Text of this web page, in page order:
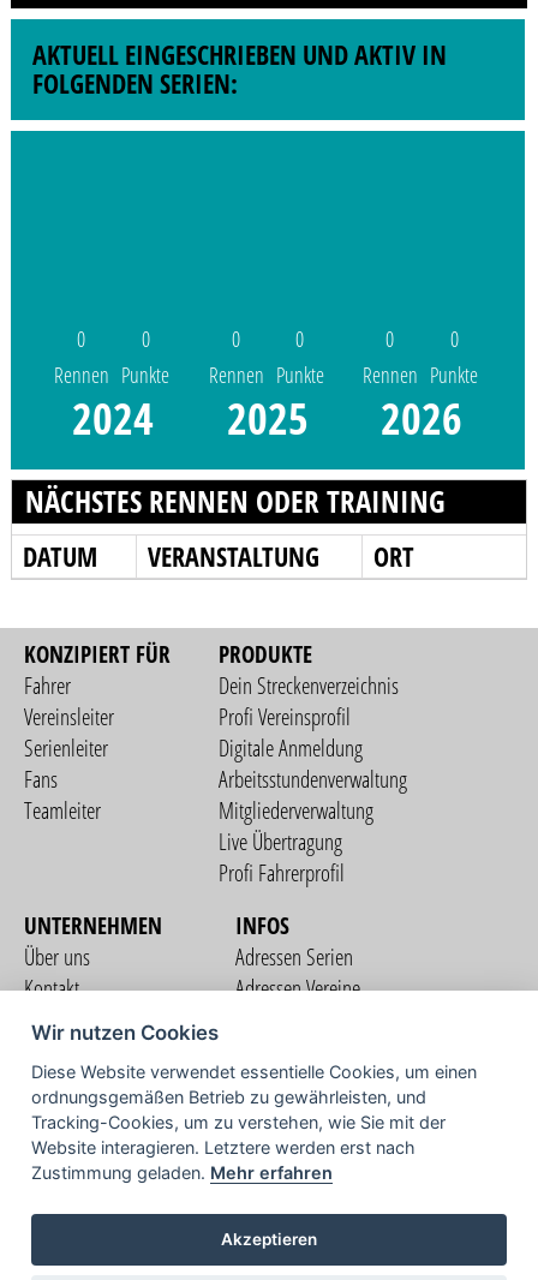
AKTUELL EINGESCHRIEBEN UND AKTIV IN
FOLGENDEN SERIEN:
0
Rennen
0
Punkte
2024
0
Rennen
0
Punkte
2025
0
Rennen
0
Punkte
2026
NÄCHSTES RENNEN ODER TRAINING
DATUM VERANSTALTUNG ORT
KONZIPIERT FÜR
Fahrer
Vereinsleiter
Serienleiter
Fans
Teamleiter
PRODUKTE
Dein Streckenverzeichnis
Profi Vereinsprofil
Digitale Anmeldung
Arbeitsstundenverwaltung
Mitgliederverwaltung
Live Übertragung
Profi Fahrerprofil
UNTERNEHMEN
Über uns
Kontakt
Nutzungsbedingungen
Datenschutzerklärung
Impressum
INFOS
Adressen Serien
Adressen Vereine
COMMUNITY
TV
Wir nutzen Cookies
Diese Website verwendet essentielle Cookies, um einen
ordnungsgemäßen Betrieb zu gewährleisten, und
Tracking-Cookies, um zu verstehen, wie Sie mit der
Website interagieren. Letztere werden erst nach
Zustimmung geladen. Mehr erfahren
Akzeptieren